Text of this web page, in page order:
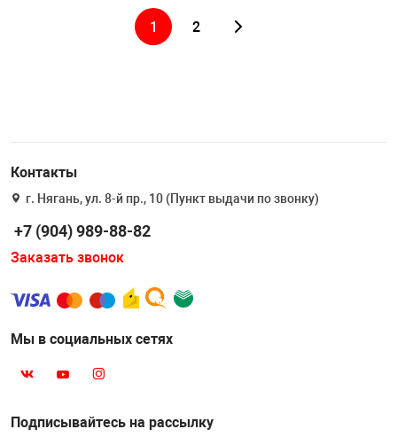
1 2
Контакты
г. Нягань, ул. 8-й пр., 10 (Пункт выдачи по звонку)
+7 (904) 989-88-82
Заказать звонок
Мы в социальных сетях
Подписывайтесь на рассылку